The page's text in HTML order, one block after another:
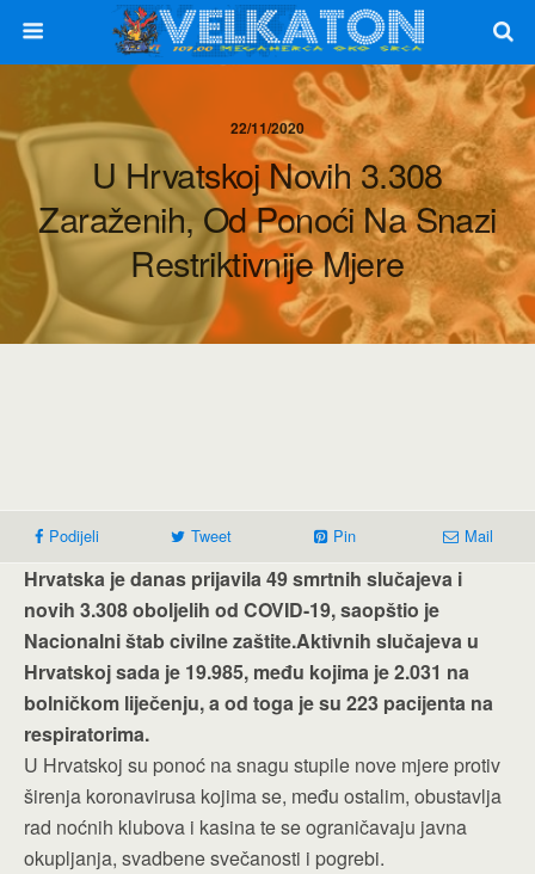
22/11/2020
U Hrvatskoj Novih 3.308
Zaraženih, Od Ponoći Na Snazi
Restriktivnije Mjere
Podijeli Tweet Pin Mail
Hrvatska je danas prijavila 49 smrtnih slučajeva i
novih 3.308 oboljelih od COVID-19, saopštio je
Nacionalni štab civilne zaštite.Aktivnih slučajeva u
Hrvatskoj sada je 19.985, među kojima je 2.031 na
bolničkom liječenju, a od toga je su 223 pacijenta na
respiratorima.
U Hrvatskoj su ponoć na snagu stupile nove mjere protiv
širenja koronavirusa kojima se, među ostalim, obustavlja
rad noćnih klubova i kasina te se ograničavaju javna
okupljanja, svadbene svečanosti i pogrebi.